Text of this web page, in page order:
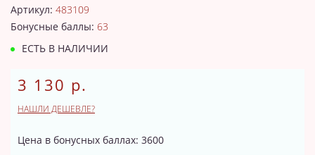
Артикул: 483109
Бонусные баллы: 63
ЕСТЬ В НАЛИЧИИ
3 130 р.
НАШЛИ ДЕШЕВЛЕ?
Цена в бонусных баллах: 3600